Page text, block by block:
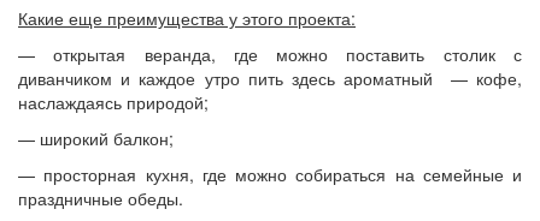
Какие еще преимущества у этого проекта:
— открытая веранда, где можно поставить столик с
диванчиком и каждое утро пить здесь ароматный — кофе,
наслаждаясь природой;
— широкий балкон;
— просторная кухня, где можно собираться на семейные и
праздничные обеды.